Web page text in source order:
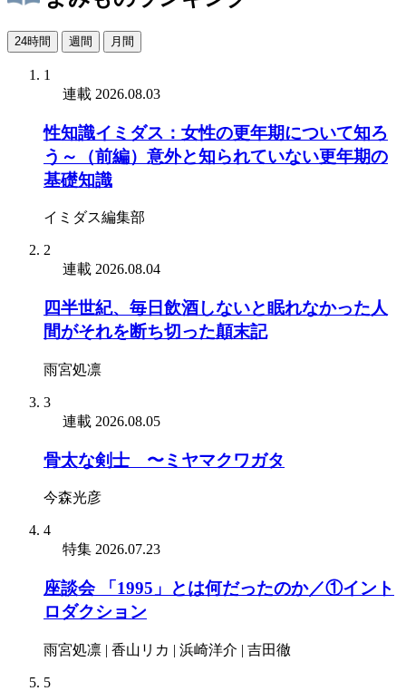
24時間 週間 月間
1
連載 2026.08.03
性知識イミダス：女性の更年期について知ろ
う～（前編）意外と知られていない更年期の
基礎知識
イミダス編集部
2
連載 2026.08.04
四半世紀、毎日飲酒しないと眠れなかった人
間がそれを断ち切った顛末記
雨宮処凛
3
連載 2026.08.05
骨太な剣士 〜ミヤマクワガタ
今森光彦
4
特集 2026.07.23
座談会 「1995」とは何だったのか／①イント
ロダクション
雨宮処凛 | 香山リカ | 浜崎洋介 | 吉田徹
5